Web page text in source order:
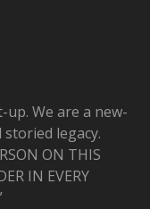
up. We are a new-
legacy.
ON THIS
IN EVERY